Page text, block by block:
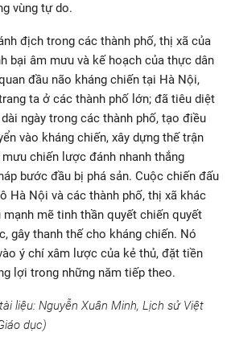
vùng tự do.
địch trong các thành phố, thị xã của
bại âm mưu và kế hoạch của thực dân
đầu não kháng chiến tại Hà Nội,
ta ở các thành phố lớn; đã tiêu diệt
ngày trong các thành phố, tạo điều
vào kháng chiến, xây dựng thế trận
chiến lược đánh nhanh thắng
bước đầu bị phá sản. Cuộc chiến đấu
Hà Nội và các thành phố, thị xã khác
mẽ tinh thần quyết chiến quyết
gây thanh thế cho kháng chiến. Nó
ý chí xâm lược của kẻ thủ, đặt tiền
lợi trong những năm tiếp theo.
liệu: Nguyễn Xuân Minh, Lịch sử Việt
dục)